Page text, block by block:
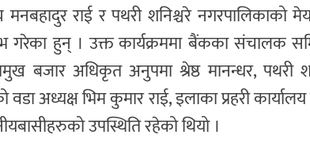
राई र पथरी शनिश्चरे नगरपालिकाको
गरेका हुन् । उक्त कार्यक्रममा बैंकका संचालक
बजार अधिकृत अनुपमा श्रेष्ठ मानन्धर, पथरी
अध्यक्ष भिम कुमार राई, इलाका प्रहरी
उपस्थिति रहेको थियो ।